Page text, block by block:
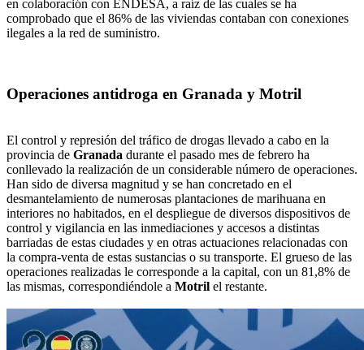
en colaboración con ENDESA, a raíz de las cuales se ha
comprobado que el 86% de las viviendas contaban con conexiones
ilegales a la red de suministro.
Operaciones antidroga en Granada y Motril
El control y represión del tráfico de drogas llevado a cabo en la
provincia de Granada durante el pasado mes de febrero ha
conllevado la realización de un considerable número de operaciones.
Han sido de diversa magnitud y se han concretado en el
desmantelamiento de numerosas plantaciones de marihuana en
interiores no habitados, en el despliegue de diversos dispositivos de
control y vigilancia en las inmediaciones y accesos a distintas
barriadas de estas ciudades y en otras actuaciones relacionadas con
la compra-venta de estas sustancias o su transporte. El grueso de las
operaciones realizadas le corresponde a la capital, con un 81,8% de
las mismas, correspondiéndole a Motril el restante.